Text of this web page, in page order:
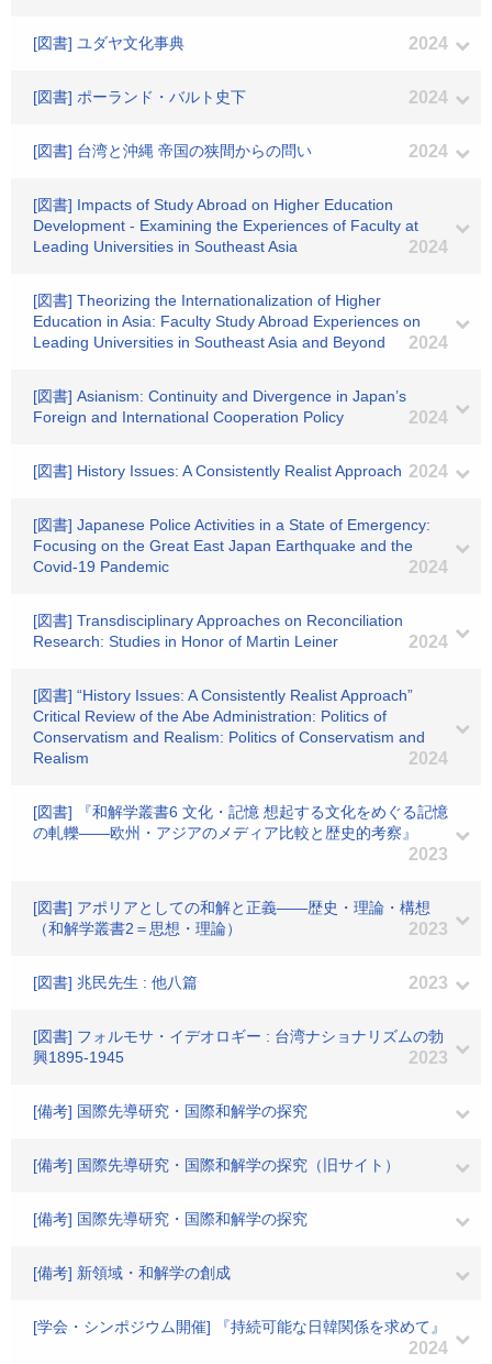
[図書] ユダヤ文化事典 2024
[図書] ポーランド・バルト史下 2024
[図書] 台湾と沖縄 帝国の狭間からの問い 2024
[図書] Impacts of Study Abroad on Higher Education
Development - Examining the Experiences of Faculty at
Leading Universities in Southeast Asia
2024
[図書] Theorizing the Internationalization of Higher
Education in Asia: Faculty Study Abroad Experiences on
Leading Universities in Southeast Asia and Beyond
2024
[図書] Asianism: Continuity and Divergence in Japan’s
Foreign and International Cooperation Policy
2024
[図書] History Issues: A Consistently Realist Approach 2024
[図書] Japanese Police Activities in a State of Emergency:
Focusing on the Great East Japan Earthquake and the
Covid-19 Pandemic
2024
[図書] Transdisciplinary Approaches on Reconciliation
Research: Studies in Honor of Martin Leiner
2024
[図書] “History Issues: A Consistently Realist Approach”
Critical Review of the Abe Administration: Politics of
Conservatism and Realism: Politics of Conservatism and
Realism
2024
[図書] 『和解学叢書6 文化・記憶 想起する文化をめぐる記憶
の軋轢――欧州・アジアのメディア比較と歴史的考察』
2023
[図書] アポリアとしての和解と正義――歴史・理論・構想
（和解学叢書2＝思想・理論）
2023
[図書] 兆民先生 : 他八篇 2023
[図書] フォルモサ・イデオロギー : 台湾ナショナリズムの勃
興1895-1945
2023
[備考] 国際先導研究・国際和解学の探究
[備考] 国際先導研究・国際和解学の探究（旧サイト）
[備考] 国際先導研究・国際和解学の探究
[備考] 新領域・和解学の創成
[学会・シンポジウム開催] 『持続可能な日韓関係を求めて』
2024